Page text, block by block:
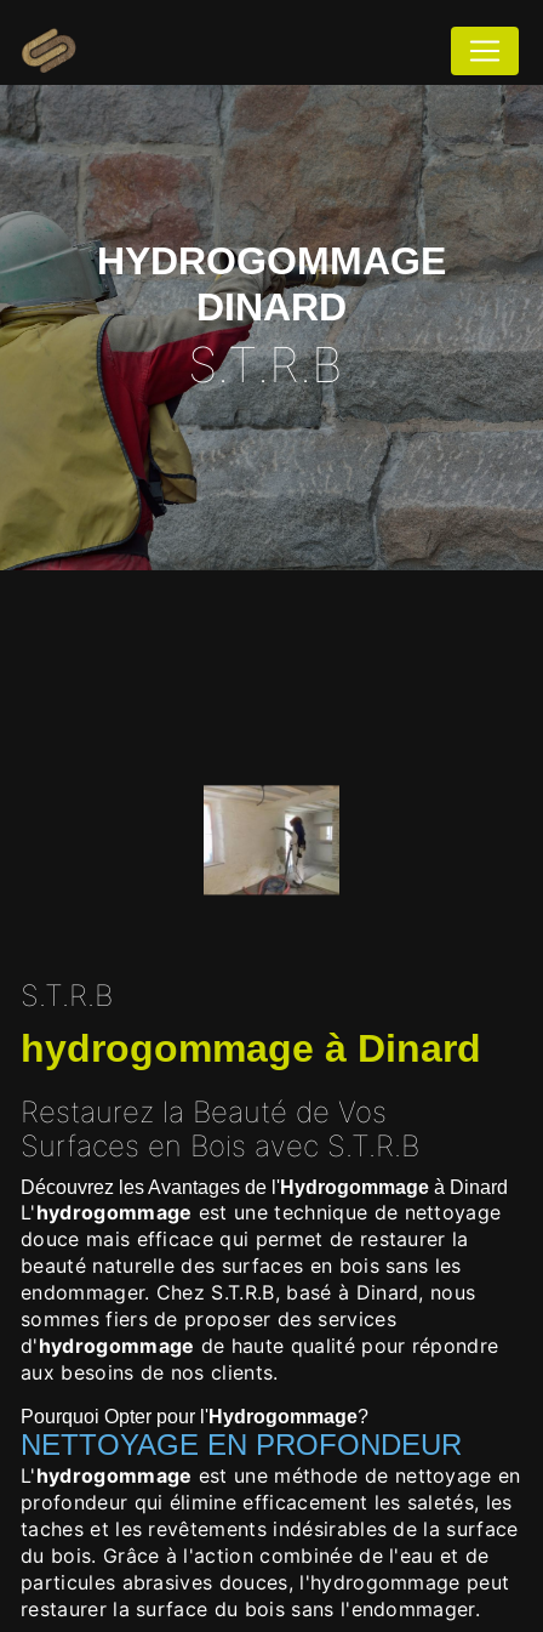
HYDROGOMMAGE
DINARD
S.T.R.B
S.T.R.B
hydrogommage à Dinard
Restaurez la Beauté de Vos
Surfaces en Bois avec S.T.R.B
Découvrez les Avantages de l'Hydrogommage à Dinard
L'hydrogommage est une technique de nettoyage
douce mais efficace qui permet de restaurer la
beauté naturelle des surfaces en bois sans les
endommager. Chez S.T.R.B, basé à Dinard, nous
sommes fiers de proposer des services
d'hydrogommage de haute qualité pour répondre
aux besoins de nos clients.
Pourquoi Opter pour l'Hydrogommage?
NETTOYAGE EN PROFONDEUR
L'hydrogommage est une méthode de nettoyage en
profondeur qui élimine efficacement les saletés, les
taches et les revêtements indésirables de la surface
du bois. Grâce à l'action combinée de l'eau et de
particules abrasives douces, l'hydrogommage peut
restaurer la surface du bois sans l'endommager.